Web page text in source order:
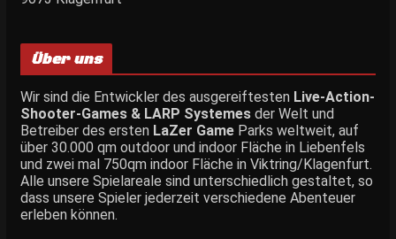
Über uns
Wir sind die Entwickler des ausgereiftesten Live-Action-
Shooter-Games & LARP Systemesder Welt und
Betreiber des ersten LaZer GameParks weltweit, auf
über 30.000 qm outdoor und indoor Fläche in Liebenfels
und zwei mal 750qm indoor Fläche in Viktring/Klagenfurt.
Alle unsere Spielareale sind unterschiedlich gestaltet, so
dass unsere Spieler jederzeit verschiedene Abenteuer
erleben können.